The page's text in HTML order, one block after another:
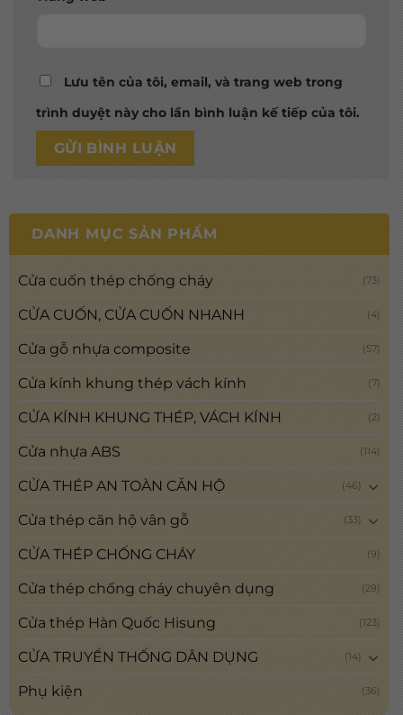
Lưu tên của tôi, email, và trang web trong
trình duyệt này cho lần bình luận kế tiếp của tôi.
DANH MỤC SẢN PHẨM
Cửa cuốn thép chống cháy (73)
CỬA CUỐN, CỬA CUỐN NHANH (4)
Cửa gỗ nhựa composite (57)
Cửa kính khung thép vách kính (7)
CỬA KÍNH KHUNG THÉP, VÁCH KÍNH (2)
Cửa nhựa ABS (114)
CỬA THÉP AN TOÀN CĂN HỘ (46)
Cửa thép căn hộ vân gỗ (33)
CỬA THÉP CHỐNG CHÁY (9)
Cửa thép chống cháy chuyên dụng (29)
Cửa thép Hàn Quốc Hisung (123)
CỬA TRUYỀN THỐNG DÂN DỤNG (14)
Phụ kiện (36)